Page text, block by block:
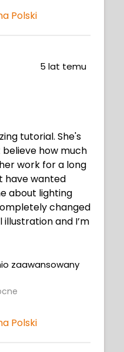
Polski
5 lat temu
tutorial. She's
how much
work for a long
have wanted
about lighting
changed
and I’m
may be a little
zaawansowany
Polski